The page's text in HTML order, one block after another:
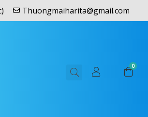
Thuongmaiharita@gmail.com
0